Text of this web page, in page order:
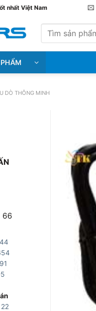
nhất Việt Nam
kiếm:
DÒ THÔNG MINH
66